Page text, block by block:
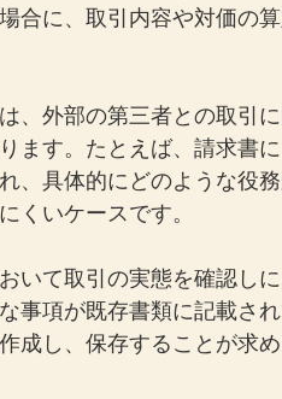
合に、取引内容や対価の
、外部の第三者との取引
ます。たとえば、請求書
、具体的にどのような役
くいケースです。
いて取引の実態を確認し
事項が既存書類に記載さ
成し、保存することが求